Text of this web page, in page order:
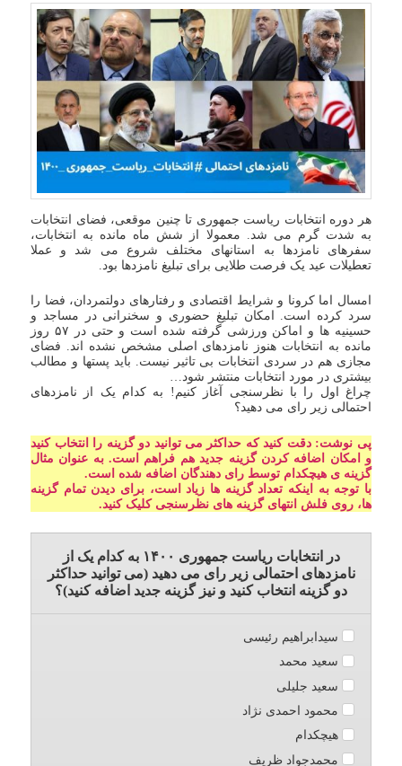
هر دوره انتخابات ریاست جمهوری تا چنین موقعی، فضای انتخابات
به شدت گرم می شد. معمولا از شش ماه مانده به انتخابات،
سفرهای نامزدها به استانهای مختلف شروع می شد و عملا
تعطیلات عید یک فرصت طلایی برای تبلیغ نامزدها بود.
امسال اما کرونا و شرایط اقتصادی و رفتارهای دولتمردان، فضا را
سرد کرده است. امکان تبلیغ حضوری و سخنرانی در مساجد و
حسینیه ها و اماکن ورزشی گرفته شده است و حتی در ۵۷ روز
مانده به انتخابات هنوز نامزدهای اصلی مشخص نشده اند. فضای
مجازی هم در سردی انتخابات بی تاثیر نیست. باید پستها و مطالب
بیشتری در مورد انتخابات منتشر شود…
چراغ اول را با نظرسنجی آغاز کنیم! به کدام یک از نامزدهای
احتمالی زیر رای می دهید؟
پی نوشت: دقت کنید که حداکثر می توانید دو گزینه را انتخاب کنید
و امکان اضافه کردن گزینه جدید هم فراهم است. به عنوان مثال
گزینه ی هیچکدام توسط رای دهندگان اضافه شده است.
با توجه به اینکه تعداد گزینه ها زیاد است، برای دیدن تمام گزینه
ها، روی فلش انتهای گزینه های نظرسنجی کلیک کنید.
در انتخابات ریاست جمهوری ۱۴۰۰ به کدام یک از
نامزدهای احتمالی زیر رای می دهید (می توانید حداکثر
دو گزینه انتخاب کنید و نیز گزینه جدید اضافه کنید)؟
سیدابراهیم رئیسی
سعید محمد
سعید جلیلی
محمود احمدی نژاد
هیچکدام
محمدجواد ظریف